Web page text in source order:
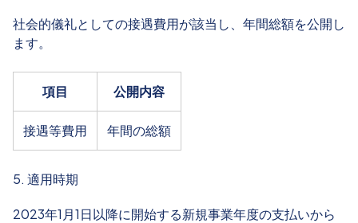
社会的儀礼としての接遇費用が該当し、年間総額を公開し
ます。
項目 公開内容
接遇等費用 年間の総額
5. 適用時期
2023年1月1日以降に開始する新規事業年度の支払いから